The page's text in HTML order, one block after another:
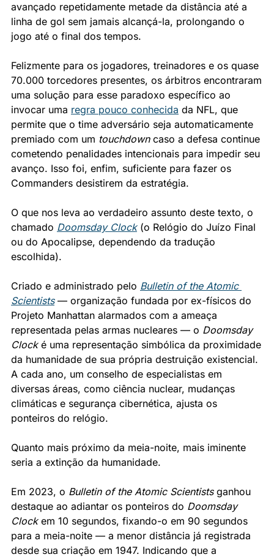
avançado repetidamente metade da distância até a
linha de gol sem jamais alcançá-la, prolongando o
jogo até o final dos tempos.
Felizmente para os jogadores, treinadores e os quase
70.000 torcedores presentes, os árbitros encontraram
uma solução para esse paradoxo específico ao
invocar uma regra pouco conhecida da NFL, que
permite que o time adversário seja automaticamente
premiado com um touchdown caso a defesa continue
cometendo penalidades intencionais para impedir seu
avanço. Isso foi, enfim, suficiente para fazer os
Commanders desistirem da estratégia.
O que nos leva ao verdadeiro assunto deste texto, o
chamado Doomsday Clock (o Relógio do Juízo Final
ou do Apocalipse, dependendo da tradução
escolhida).
Criado e administrado pelo Bulletin of the Atomic
Scientists — organização fundada por ex-físicos do
Projeto Manhattan alarmados com a ameaça
representada pelas armas nucleares — o Doomsday
Clock é uma representação simbólica da proximidade
da humanidade de sua própria destruição existencial.
A cada ano, um conselho de especialistas em
diversas áreas, como ciência nuclear, mudanças
climáticas e segurança cibernética, ajusta os
ponteiros do relógio.
Quanto mais próximo da meia-noite, mais iminente
seria a extinção da humanidade.
Em 2023, o Bulletin of the Atomic Scientists ganhou
destaque ao adiantar os ponteiros do Doomsday
Clock em 10 segundos, fixando-o em 90 segundos
para a meia-noite — a menor distância já registrada
desde sua criação em 1947. Indicando que a